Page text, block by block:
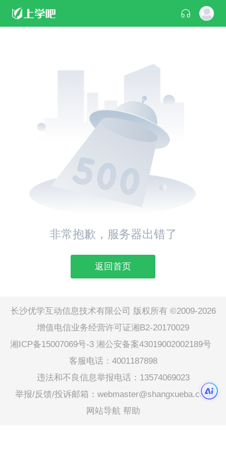
非常抱歉，服务器出错了
返回首页
长沙优学互动信息技术有限公司 版权所有 ©2009-2026
增值电信业务经营许可证湘B2-20170029
湘ICP备15007069号-3 湘公安备案43019002002189号
客服电话：4001187898
违法和不良信息举报电话：13574069023
举报/反馈/投诉邮箱：webmaster@shangxueba.com
网站导航 帮助